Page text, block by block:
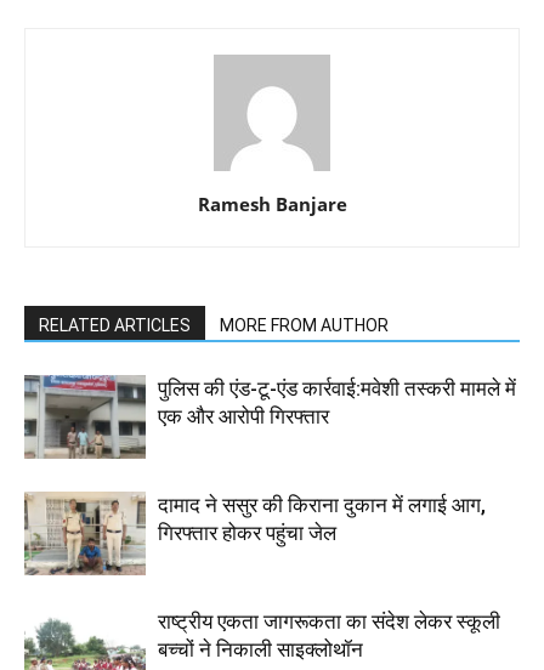
Ramesh Banjare
RELATED ARTICLES MORE FROM AUTHOR
पुलिस की एंड-टू-एंड कार्रवाई:मवेशी तस्करी मामले में
एक और आरोपी गिरफ्तार
दामाद ने ससुर की किराना दुकान में लगाई आग,
गिरफ्तार होकर पहुंचा जेल
राष्ट्रीय एकता जागरूकता का संदेश लेकर स्कूली
बच्चों ने निकाली साइक्लोथॉन